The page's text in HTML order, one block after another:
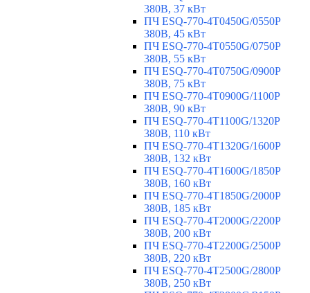
380В, 37 кВт
ПЧ ESQ-770-4T0450G/0550P
380В, 45 кВт
ПЧ ESQ-770-4T0550G/0750P
380В, 55 кВт
ПЧ ESQ-770-4T0750G/0900P
380В, 75 кВт
ПЧ ESQ-770-4T0900G/1100P
380В, 90 кВт
ПЧ ESQ-770-4T1100G/1320P
380В, 110 кВт
ПЧ ESQ-770-4T1320G/1600P
380В, 132 кВт
ПЧ ESQ-770-4T1600G/1850P
380В, 160 кВт
ПЧ ESQ-770-4T1850G/2000P
380В, 185 кВт
ПЧ ESQ-770-4T2000G/2200P
380В, 200 кВт
ПЧ ESQ-770-4T2200G/2500P
380В, 220 кВт
ПЧ ESQ-770-4T2500G/2800P
380В, 250 кВт